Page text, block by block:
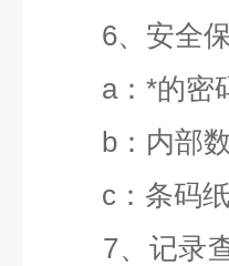
6、安全
a：*的密
b ：内部
c ：条码
7、记录